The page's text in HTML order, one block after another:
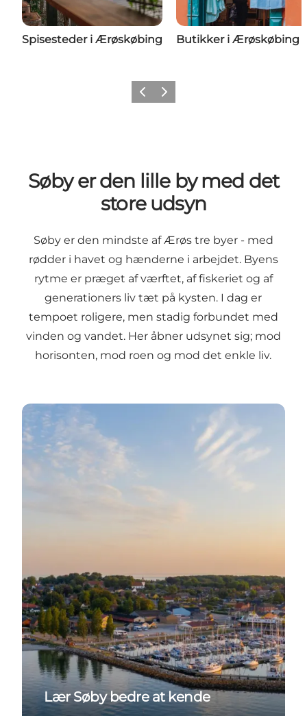
Spisesteder i Ærøskøbing Butikker i Ærøskøbing
ForrigeNæste
Søby er den lille by med det
store udsyn
Søby er den mindste af Ærøs tre byer - med
rødder i havet og hænderne i arbejdet. Byens
rytme er præget af værftet, af fiskeriet og af
generationers liv tæt på kysten. I dag er
tempoet roligere, men stadig forbundet med
vinden og vandet. Her åbner udsynet sig; mod
horisonten, mod roen og mod det enkle liv.
Søbys historie
Lær Søby bedre at kende